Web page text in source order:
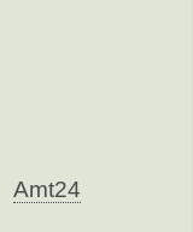
Amt24